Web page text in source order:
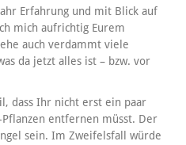
Erfahrung und mit Blick auf
mich aufrichtig Eurem
auch verdammt viele
da jetzt alles ist – bzw. vor
dass Ihr nicht erst ein paar
entfernen müsst. Der
sein. Im Zweifelsfall würde